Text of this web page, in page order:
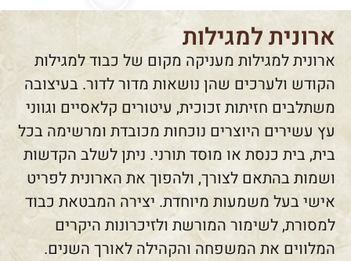
ארונית למגילות
ארונית למגילות מעניקה מקום של כבוד למגילות
הקודש ולערכים שהן נושאות מדור לדור. בעיצובה
משתלבים חזיתות זכוכית, עיטורים קלאסיים וגווני
עץ עשירים היוצרים נוכחות מכובדת ומרשימה בכל
בית, בית כנסת או מוסד תורני. ניתן לשלב הקדשות
ושמות בהתאם לצורך, ולהפוך את הארונית לפריט
אישי בעל משמעות מיוחדת. יצירה המבטאת כבוד
למסורת, לשימור המורשת ולזיכרונות היקרים
המלווים את המשפחה והקהילה לאורך השנים.